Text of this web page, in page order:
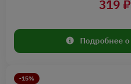
319 ₽
Подробнее о
-15%